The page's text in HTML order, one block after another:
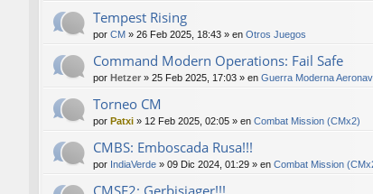
Tempest Rising
por CM » 26 Feb 2025, 18:43 » en Otros Juegos
Command Modern Operations: Fail Safe
por Hetzer » 25 Feb 2025, 17:03 » en Guerra Moderna
Torneo CM
por Patxi » 12 Feb 2025, 02:05 » en Combat Mission (CMx2)
CMBS: Emboscada Rusa!!!
por IndiaVerde » 09 Dic 2024, 01:29 » en Combat Mission